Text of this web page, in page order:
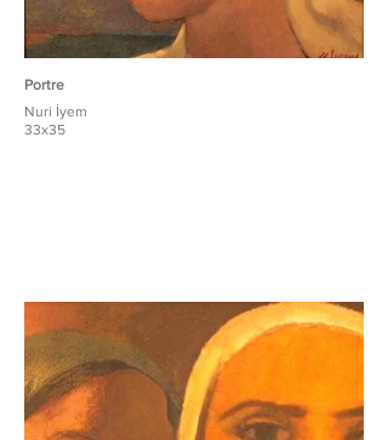
Portre
Nuri İyem
33x35